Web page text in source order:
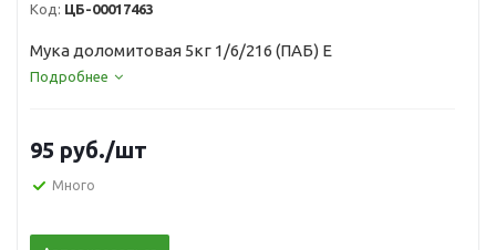
Код: ЦБ-00017463
Мука доломитовая 5кг 1/6/216 (ПАБ) Е
Подробнее
95 руб./шт
Много